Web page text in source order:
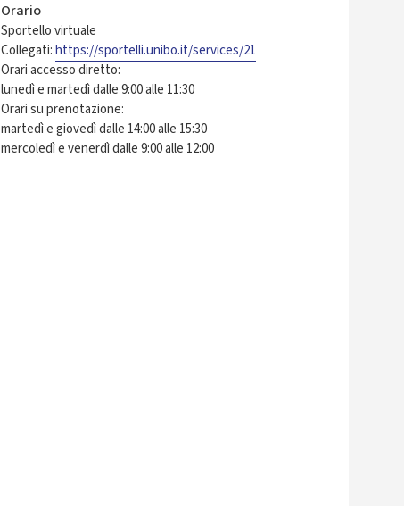
Orario
Sportello virtuale
Collegati:https://sportelli.unibo.it/services/21
Orari accesso diretto:
lunedì e martedì dalle 9:00 alle 11:30
Orari su prenotazione:
martedì e giovedì dalle 14:00 alle 15:30
mercoledì e venerdì dalle 9:00 alle 12:00